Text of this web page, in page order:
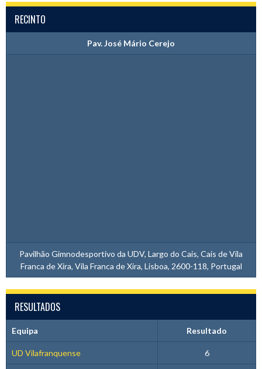
RECINTO
Pav. José Mário Cerejo
Pavilhão Gimnodesportivo da UDV, Largo do Cais, Cais de Vila
Franca de Xira, Vila Franca de Xira, Lisboa, 2600-118, Portugal
RESULTADOS
Equipa Resultado
UD Vilafranquense 6